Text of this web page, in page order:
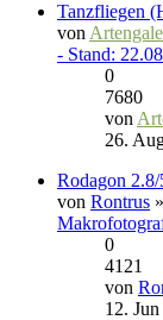
Tanzfliegen
von
- Stand:
0
7680
von
26.
Rodagon
von Rontrus
0
4121
von
12.